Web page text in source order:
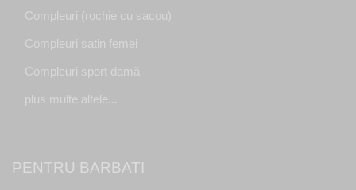
Compleuri (rochie cu sacou)
Compleuri satin femei
Compleuri sport damă
plus multe altele...
PENTRU BARBATI